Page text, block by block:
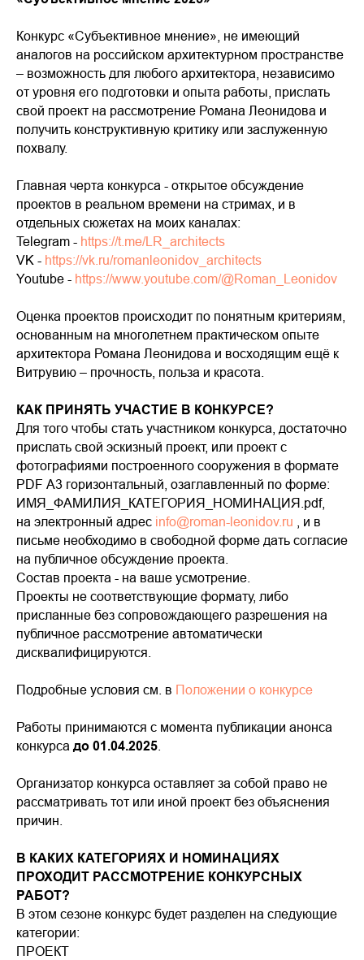
Конкурс «Субъективное мнение», не имеющий
аналогов на российском архитектурном пространстве
– возможность для любого архитектора, независимо
от уровня его подготовки и опыта работы, прислать
свой проект на рассмотрение Романа Леонидова и
получить конструктивную критику или заслуженную
похвалу.
Главная черта конкурса - открытое обсуждение
проектов в реальном времени на стримах, и в
отдельных сюжетах на моих каналах:
Telegram - https://t.me/LR_architects
VK - https://vk.ru/romanleonidov_architects
Youtube - https://www.youtube.com/@Roman_Leonidov
Оценка проектов происходит по понятным критериям,
основанным на многолетнем практическом опыте
архитектора Романа Леонидова и восходящим ещё к
Витрувию – прочность, польза и красота.
КАК ПРИНЯТЬ УЧАСТИЕ В КОНКУРСЕ?
Для того чтобы стать участником конкурса, достаточно
прислать свой эскизный проект, или проект с
фотографиями построенного сооружения в формате
PDF А3 горизонтальный, озаглавленный по форме:
ИМЯ_ФАМИЛИЯ_КАТЕГОРИЯ_НОМИНАЦИЯ.pdf,
на электронный адрес info@roman-leonidov.ru , и в
письме необходимо в свободной форме дать согласие
на публичное обсуждение проекта.
Состав проекта - на ваше усмотрение.
Проекты не соответствующие формату, либо
присланные без сопровождающего разрешения на
публичное рассмотрение автоматически
дисквалифицируются.
Подробные условия см. в Положении о конкурсе
Работы принимаются с момента публикации анонса
конкурса до 01.04.2025
Организатор конкурса оставляет за собой право не
рассматривать тот или иной проект без объяснения
причин.
В КАКИХ КАТЕГОРИЯХ И НОМИНАЦИЯХ
ПРОХОДИТ РАССМОТРЕНИЕ КОНКУРСНЫХ
РАБОТ?
В этом сезоне конкурс будет разделен на следующие
категории:
ПРОЕКТ